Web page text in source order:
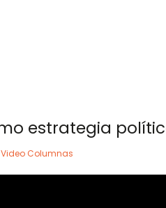
Video Columnas